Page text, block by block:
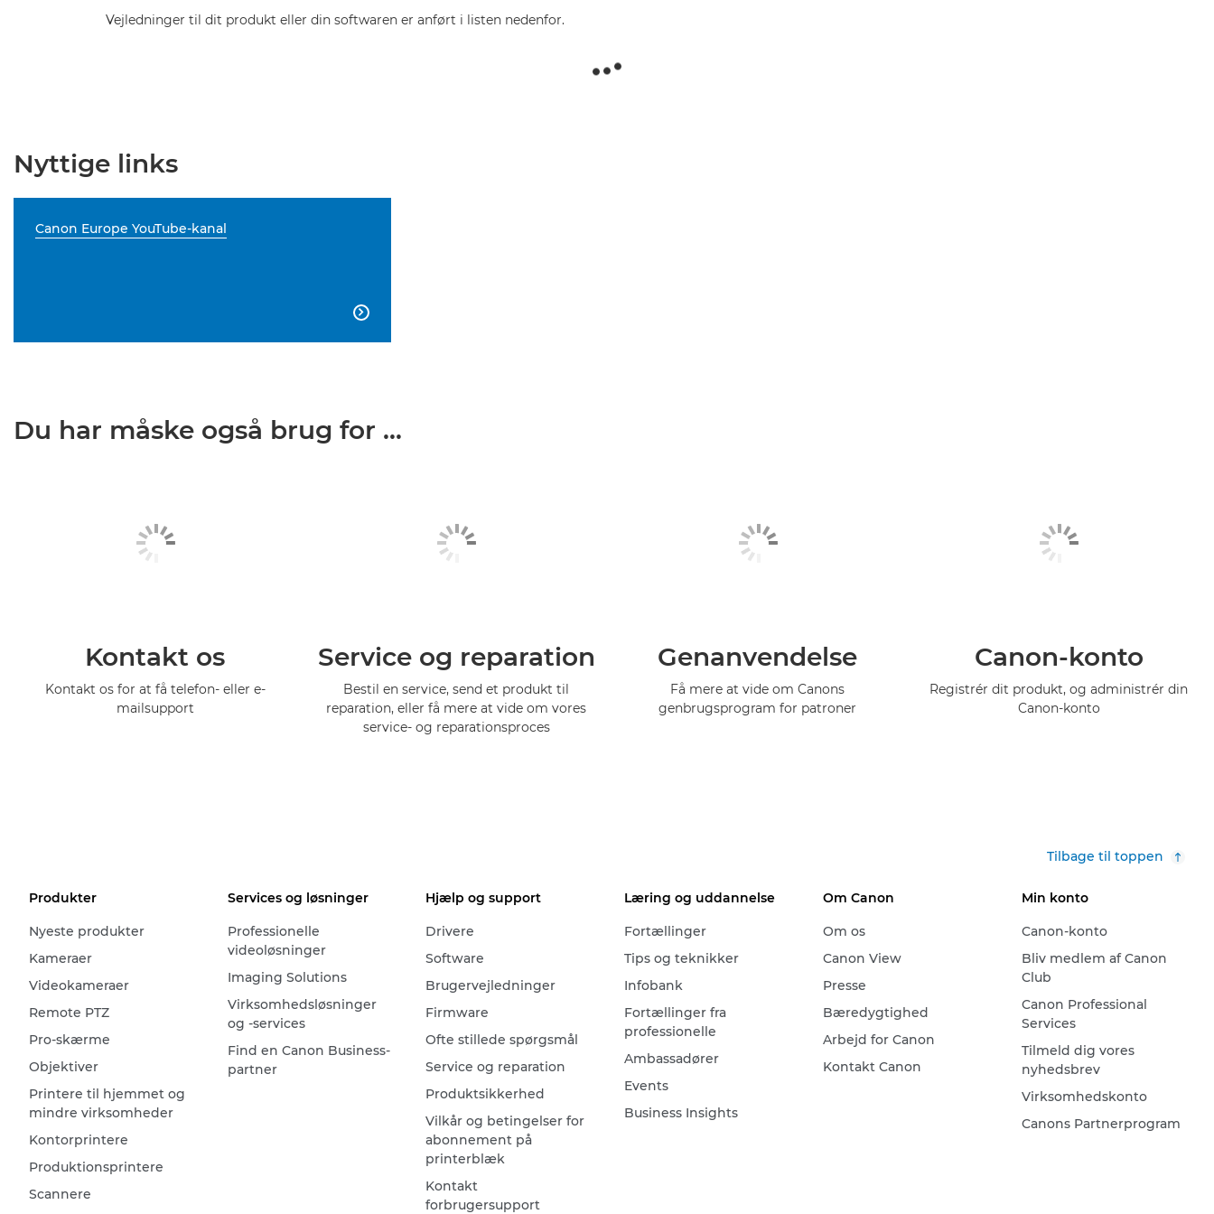
Vejledninger til dit produkt eller din softwaren er anført i listen nedenfor.
Nyttige links
Canon Europe YouTube-kanal

Du har måske også brug for ...
Kontakt os
Kontakt os for at få telefon- eller e-
mailsupport
Service og reparation
Bestil en service, send et produkt til
reparation, eller få mere at vide om vores
service- og reparationsproces
Genanvendelse
Få mere at vide om Canons
genbrugsprogram for patroner
Canon-konto
Registrér dit produkt, og administrér din
Canon-konto
Tilbage til toppen
Produkter
Nyeste produkter
Kameraer
Videokameraer
Remote PTZ
Pro-skærme
Objektiver
Printere til hjemmet og
mindre virksomheder
Kontorprintere
Produktionsprintere
Scannere
Services og løsninger
Professionelle
videoløsninger
Imaging Solutions
Virksomhedsløsninger
og -services
Find en Canon Business-
partner
Hjælp og support
Drivere
Software
Brugervejledninger
Firmware
Ofte stillede spørgsmål
Service og reparation
Produktsikkerhed
Vilkår og betingelser for
abonnement på
printerblæk
Kontakt
forbrugersupport
Læring og uddannelse
Fortællinger
Tips og teknikker
Infobank
Fortællinger fra
professionelle
Ambassadører
Events
Business Insights
Om Canon
Om os
Canon View
Presse
Bæredygtighed
Arbejd for Canon
Kontakt Canon
Min konto
Canon-konto
Bliv medlem af Canon
Club
Canon Professional
Services
Tilmeld dig vores
nyhedsbrev
Virksomhedskonto
Canons Partnerprogram